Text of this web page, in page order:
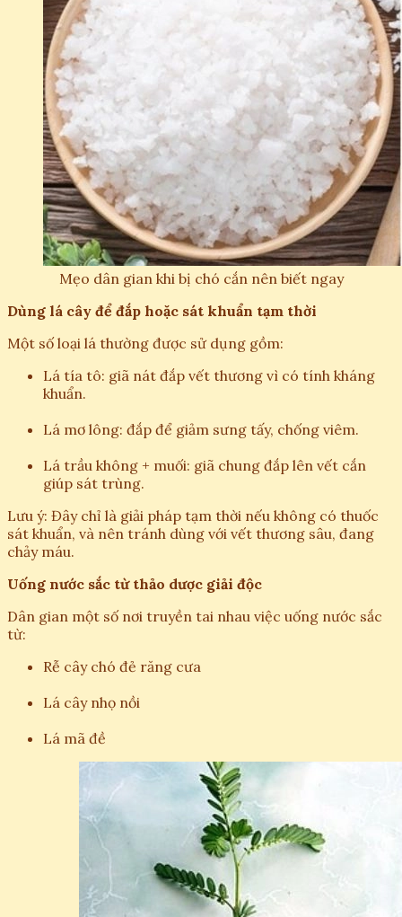
Mẹo dân gian khi bị chó cắn nên biết ngay
Dùng lá cây để đắp hoặc sát khuẩn tạm thời
Một số loại lá thường được sử dụng gồm:
Lá tía tô: giã nát đắp vết thương vì có tính kháng
khuẩn.
Lá mơ lông: đắp để giảm sưng tấy, chống viêm.
Lá trầu không + muối: giã chung đắp lên vết cắn
giúp sát trùng.
Lưu ý: Đây chỉ là giải pháp tạm thời nếu không có thuốc
sát khuẩn, và nên tránh dùng với vết thương sâu, đang
chảy máu.
Uống nước sắc từ thảo dược giải độc
Dân gian một số nơi truyền tai nhau việc uống nước sắc
từ:
Rễ cây chó đẻ răng cưa
Lá cây nhọ nồi
Lá mã đề